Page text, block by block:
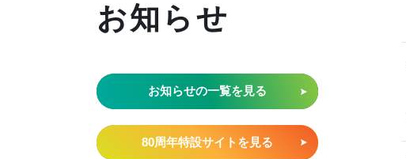
お知らせ
お知らせの一覧を見る
80周年特設サイトを見る